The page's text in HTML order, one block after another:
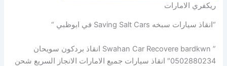
ريكفري الامارات
“انقاذ سيارات سبخه Saving Salt Cars في ابوظبي “
” Swahan Car Recovere bardkwn انقاذ بردكون سويحان
0502880234″ انقاذ سيارات جميع الامارات الانجاز السريع شحن